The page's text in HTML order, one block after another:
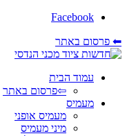
Facebook
⬅ פרסום באתר
עמוד הבית
⇦פרסום באתר
מעמיס
מעמיס אופני
מיני מעמיס